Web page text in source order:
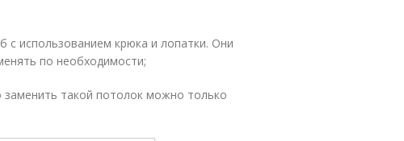
с использованием крюка и лопатки. Они
по необходимости;
такой потолок можно только